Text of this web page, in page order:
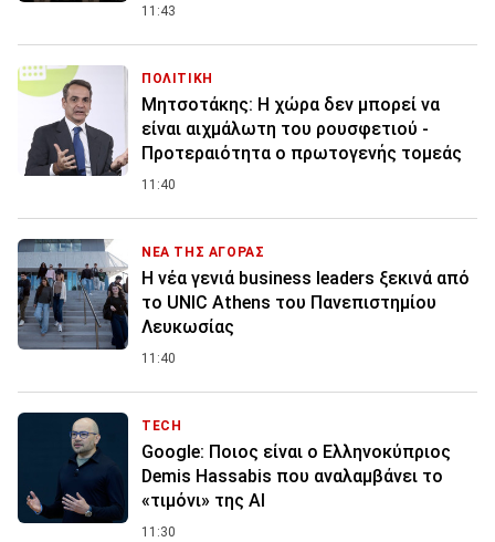
11:43
ΠΟΛΙΤΙΚΗ
Μητσοτάκης: Η χώρα δεν μπορεί να
είναι αιχμάλωτη του ρουσφετιού -
Προτεραιότητα ο πρωτογενής τομεάς
11:40
ΝΕΑ ΤΗΣ ΑΓΟΡΑΣ
Η νέα γενιά business leaders ξεκινά από
το UNIC Athens του Πανεπιστημίου
Λευκωσίας
11:40
TECH
Google: Ποιος είναι ο Ελληνοκύπριος
Demis Hassabis που αναλαμβάνει το
«τιμόνι» της ΑΙ
11:30